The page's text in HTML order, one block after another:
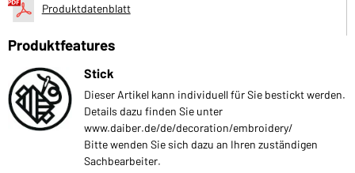
Produktdatenblatt
Produktfeatures
Stick
Dieser Artikel kann individuell für Sie bestickt werden.
Details dazu finden Sie unter
www.daiber.de/de/decoration/embroidery/
Bitte wenden Sie sich dazu an Ihren zuständigen
Sachbearbeiter.